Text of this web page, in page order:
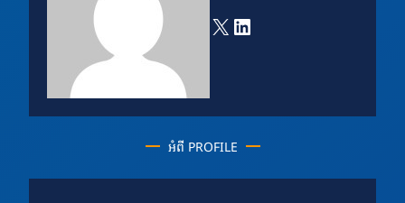
X LinkedIn
អំពី PROFILE